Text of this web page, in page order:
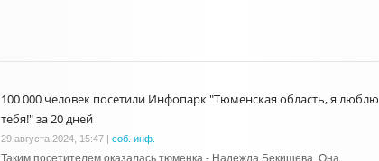
100 000 человек посетили Инфопарк "Тюменская область, я люблю
тебя!" за 20 дней
29 августа 2024, 15:47 | соб. инф.
Таким посетителем оказалась тюменка - Надежда Бекишева. Она